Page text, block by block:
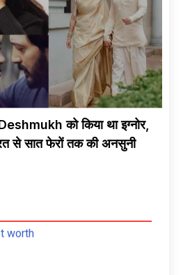
को किया था इग्नोर,
से सात फेरों तक की अनसुनी